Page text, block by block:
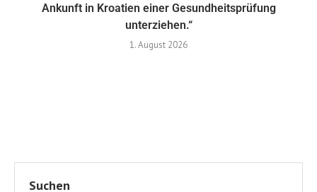
Ankunft in Kroatien einer Gesundheitsprüfung
unterziehen.“
1. August 2026
Suchen